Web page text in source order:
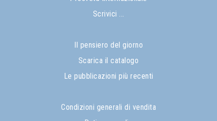
Scrivici ...
Il pensiero del giorno
Scarica il catalogo
Le pubblicazioni più recenti
Condizioni generali di vendita